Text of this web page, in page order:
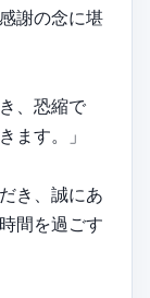
謝の念に堪
、恐縮で
ます。」
き、誠にあ
間を過ごす